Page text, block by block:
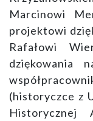
Marcinowi
projektowi
Rafałowi
dziękowania
(historyczce z
Historycznej